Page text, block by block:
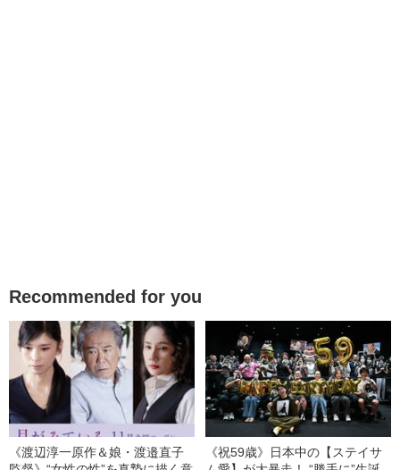
Recommended for you
《渡辺淳一原作＆娘・渡邉直子
《祝59歳》日本中の【ステイサ